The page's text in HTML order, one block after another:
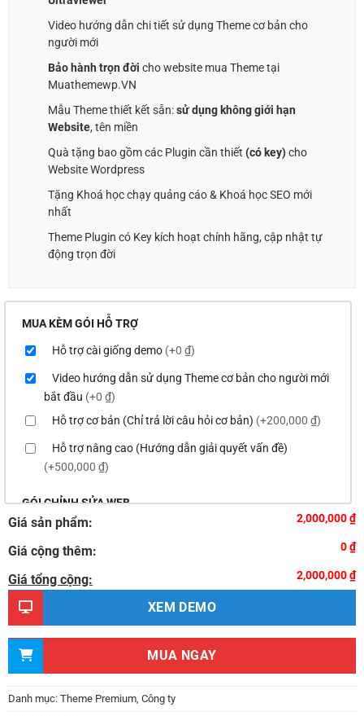
Video hướng dẫn chi tiết sử dụng Theme cơ bản cho
người mới
Bảo hành trọn đời cho website mua Theme tại
Muathemewp.VN
Mẫu Theme thiết kết sẵn:sử dụng không giới hạn
Website, tên miền
Quà tặng bao gồm các Plugin cần thiết (có key)cho
Website Wordpress
Tặng Khoá học chạy quảng cáo & Khoá học SEO mới
nhất
Theme Plugin có Key kích hoạt chính hãng, cập nhật tự
động trọn đời
MUA KÈM GÓI HỖ TRỢ
Hỗ trợ cài giống demo (+0 ₫)
Video hướng dẫn sử dụng Theme cơ bản cho người mới
bắt đầu (+0 ₫)
Hỗ trợ cơ bản (Chỉ trả lời câu hỏi cơ bản) (+200,000 ₫)
Hỗ trợ nâng cao (Hướng dẫn giải quyết vấn đề)
(+500,000 ₫)
GÓI CHỈNH SỬA WEB
Thay logo & thông tin doanh nghiệp
Đổi màu chủ đạo của theme theo tông màu của logo
(+200,000 ₫)
Sửa danh mục và sắp xếp lại thanh menu chuẩn
Thay đổi bố cục trang chủ (đơn giản)(+500,000 ₫)
Thiết kế 2 banner chạy ở slider chính
Giá sản phẩm: 2,000,000 ₫
Giá cộng thêm: 0 ₫
Giá tổng cộng: 2,000,000 ₫
XEM DEMO
MUA NGAY
Danh mục: Theme Premium, Công ty